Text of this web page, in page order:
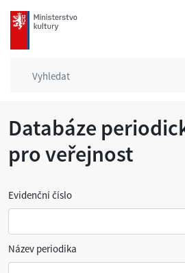
mkcr.cz
Databáze
pro veřejnost
Evidenční číslo
Název periodika